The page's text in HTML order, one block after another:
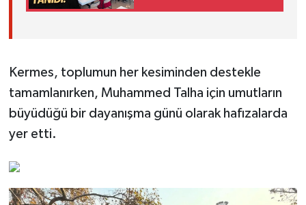
Kermes, toplumun her kesiminden destekle
tamamlanırken, Muhammed Talha için umutların
büyüdüğü bir dayanışma günü olarak hafızalarda
yer etti.